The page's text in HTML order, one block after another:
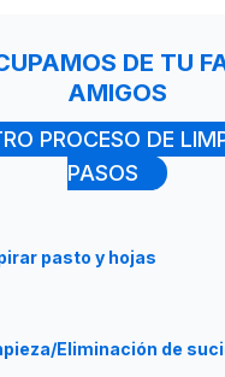
DE TU
AMIGOS
PROCESO DE
PASOS
pasto y hojas
Eliminación de